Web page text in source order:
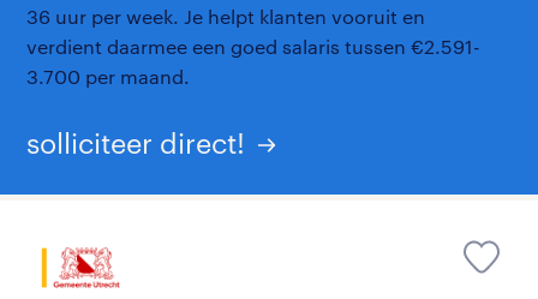
36 uur per week. Je helpt klanten vooruit en
verdient daarmee een goed salaris tussen €2.591-
3.700 per maand.
solliciteer direct!